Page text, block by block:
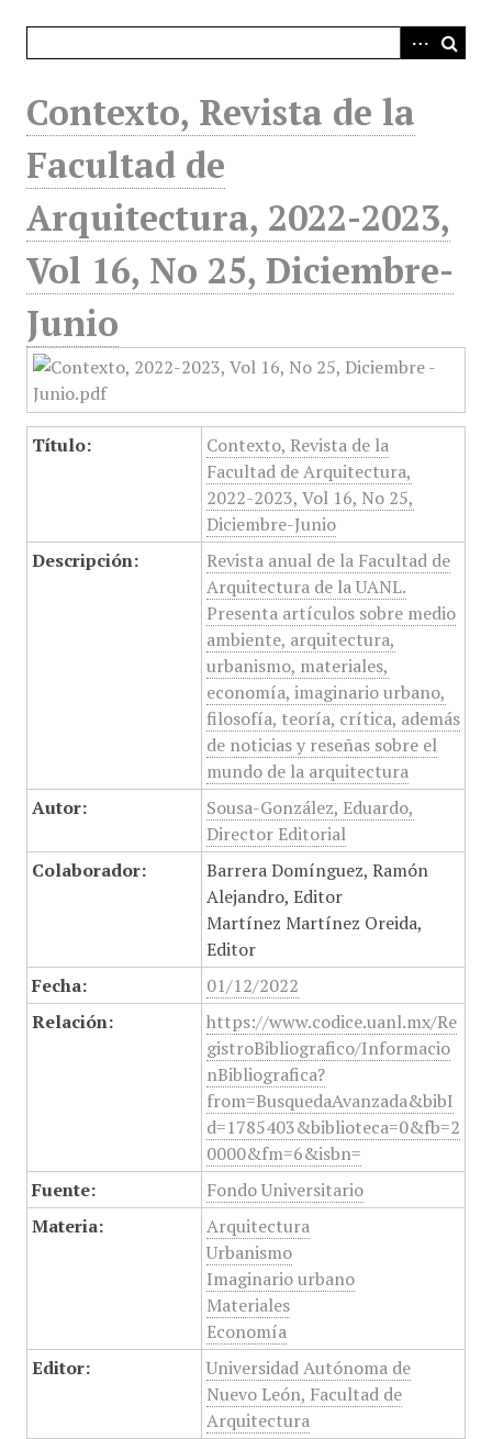
Contexto, Revista de la
Facultad de
Arquitectura, 2022-2023,
Vol 16, No 25, Diciembre-
Junio
Título:
Contexto, Revista de la
Facultad de Arquitectura,
2022-2023, Vol 16, No 25,
Diciembre-Junio
Descripción:
Revista anual de la Facultad de
Arquitectura de la UANL.
Presenta artículos sobre medio
ambiente, arquitectura,
urbanismo, materiales,
economía, imaginario urbano,
filosofía, teoría, crítica, además
de noticias y reseñas sobre el
mundo de la arquitectura
Autor:
Sousa-González, Eduardo,
Director Editorial
Colaborador:
Barrera Domínguez, Ramón
Alejandro, Editor
Martínez Martínez Oreida,
Editor
Fecha:
01/12/2022
Relación:
https://www.codice.uanl.mx/Re
gistroBibliografico/Informacio
nBibliografica?
from=BusquedaAvanzada&bibI
d=1785403&biblioteca=0&fb=2
0000&fm=6&isbn=
Fuente:
Fondo Universitario
Materia:
Arquitectura
Urbanismo
Imaginario urbano
Materiales
Economía
Editor:
Universidad Autónoma de
Nuevo León, Facultad de
Arquitectura